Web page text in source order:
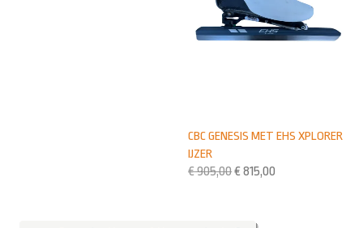
CBC GENESIS MET EHS XPLORER
IJZER
€905,00€ 815,00